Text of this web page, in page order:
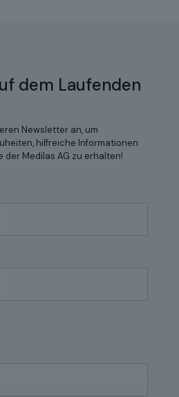
dem Laufenden
Newsletter an, um
hilfreiche Informationen
der Medilas AG zu erhalten!